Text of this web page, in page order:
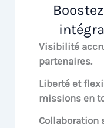
Visibilité
partenaires.
Liberté et
missions en
Collaboration